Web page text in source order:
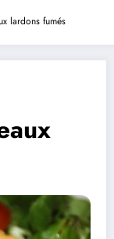
lardons fumés